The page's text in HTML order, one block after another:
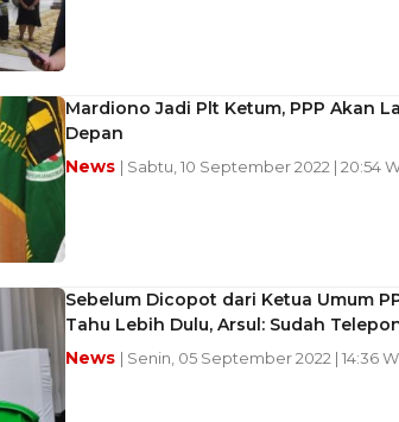
Mardiono Jadi Plt Ketum, PPP Akan
Depan
News | Sabtu, 10 September 2022 | 20:54
Sebelum Dicopot dari Ketua Umum
Tahu Lebih Dulu, Arsul: Sudah
News | Senin, 05 September 2022 | 14:36